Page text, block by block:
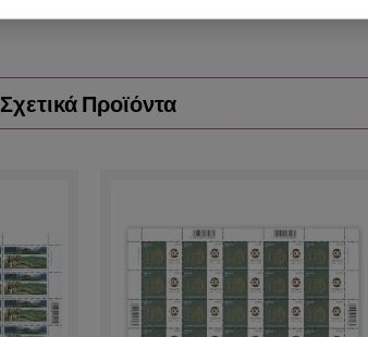
Σχετικά Προϊόντα